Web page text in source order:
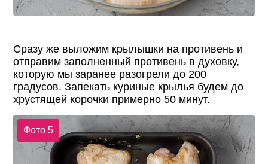
Сразу же выложим крылышки на противень и
отправим заполненный противень в духовку,
которую мы заранее разогрели до 200
градусов. Запекать куриные крылья будем до
хрустящей корочки примерно 50 минут.
Фото 5